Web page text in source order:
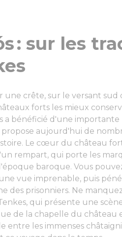
: sur les
une crête, sur le versant sud
forts les mieux
a bénéficié d'une
aujourd'hui de
Le cœur du château
rempart, qui porte les
baroque. Vous
vue imprenable, puis
des prisonniers. Ne
qui présente une
de la chapelle du château
entre les immenses